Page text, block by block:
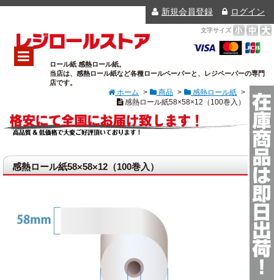
新規会員登録 ログイン
レジロールストア
ロール紙 感熱ロール紙。
当店は、感熱ロール紙など各種ロールペーパーと、レジペーパーの専門
店です。
文字サイズ
小 中
ホーム
ご利用ガイド
店舗情報
よくあるご質問
カートの中
ホーム > 商品 > 感熱ロール紙 >
感熱ロール紙58×58×12（100巻入）
感熱ロール紙58×58×12（100巻入）